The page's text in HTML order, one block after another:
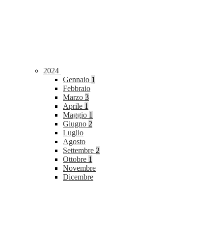
2024
Gennaio 1
Febbraio
Marzo 3
Aprile 1
Maggio 1
Giugno 2
Luglio
Agosto
Settembre 2
Ottobre 1
Novembre
Dicembre